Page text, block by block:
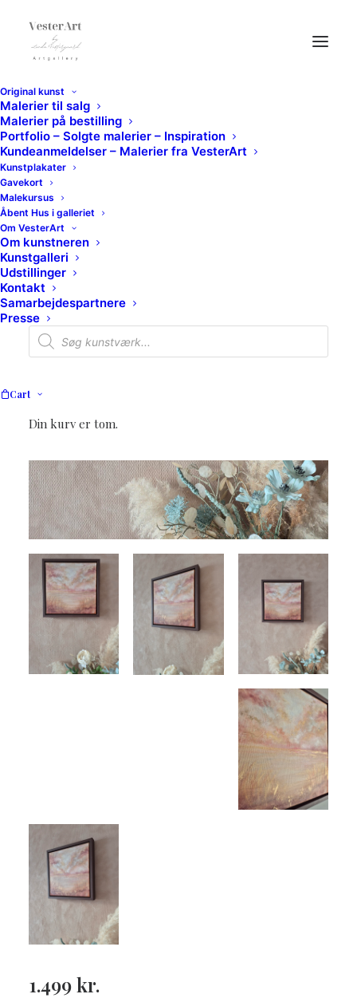
Original kunst
Malerier til salg
Malerier på bestilling
Portfolio – Solgte malerier – Inspiration
Kundeanmeldelser – Malerier fra VesterArt
Kunstplakater
Gavekort
Malekursus
Åbent Hus i galleriet
Om VesterArt
Om kunstneren
Kunstgalleri
Udstillinger
Kontakt
Samarbejdespartnere
Presse
Products
search
Cart
Din kurv er tom.
1.499kr.